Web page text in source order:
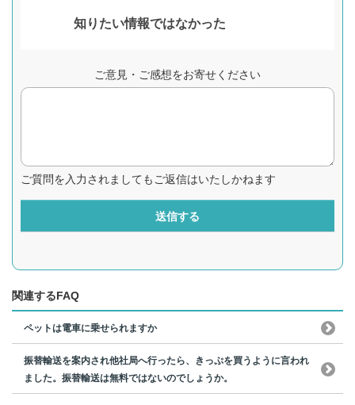
知りたい情報ではなかった
ご意見・ご感想をお寄せください
ご質問を入力されましてもご返信はいたしかねます
送信する
関連するFAQ
ペットは電車に乗せられますか
振替輸送を案内され他社局へ行ったら、きっぷを買うように言われ
ました。振替輸送は無料ではないのでしょうか。